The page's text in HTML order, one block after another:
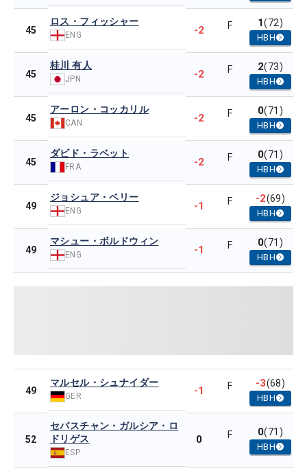
45
ロス・フィッシャー
ENG -2 F 1(72)
HBH
45
桂川 有人
JPN -2 F 2(73)
HBH
45
アーロン・コッカリル
CAN -2 F 0(71)
HBH
45
ダビド・ラベット
FRA -2 F 0(71)
HBH
49
ジョシュア・ベリー
ENG -1 F -2(69)
HBH
49
マシュー・ボルドウィン
ENG -1 F 0(71)
HBH
49
マルセル・シュナイダー
GER -1 F -3(68)
HBH
52
セバスチャン・ガルシア・ロ
ドリゲス
ESP
0 F 0(71)
HBH